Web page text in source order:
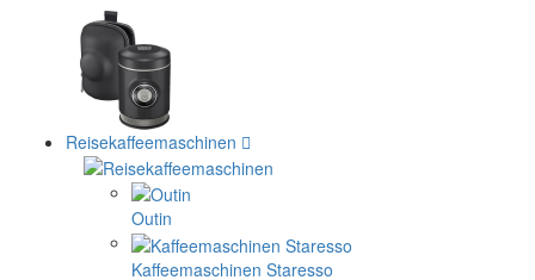
Reisekaffeemaschinen
Outin
Kaffeemaschinen Staresso